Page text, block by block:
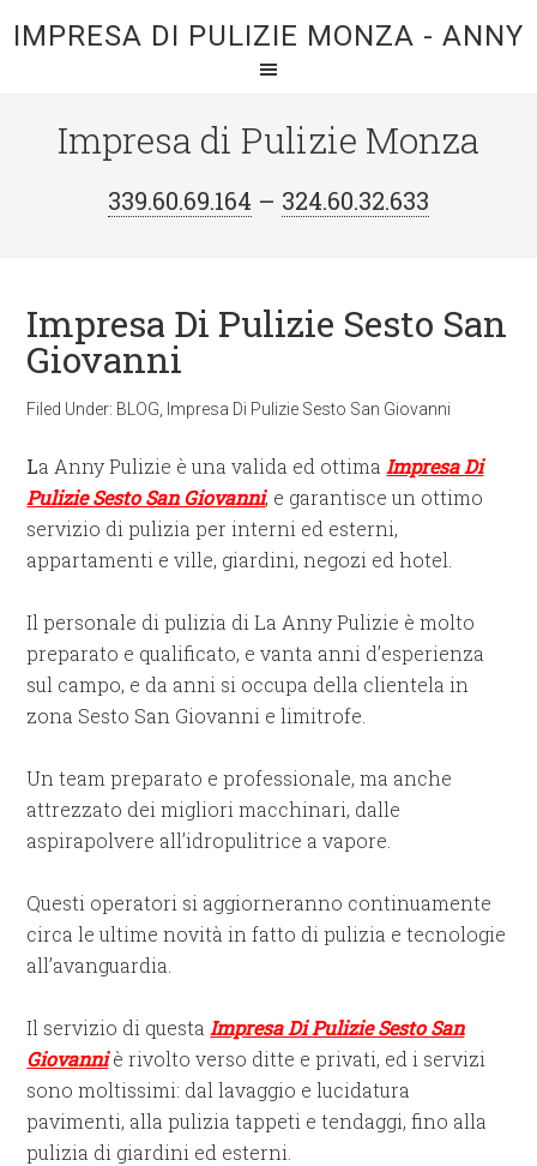
IMPRESA DI PULIZIE MONZA - ANNY
Impresa di Pulizie Monza
339.60.69.164 – 324.60.32.633
Impresa Di Pulizie Sesto San
Giovanni
Filed Under: BLOG Impresa Di Pulizie Sesto San Giovanni
La Anny Pulizie è una valida ed ottima Impresa Di
Pulizie Sesto San Giovanni, e garantisce un ottimo
servizio di pulizia per interni ed esterni,
appartamenti e ville, giardini, negozi ed hotel.
Il personale di pulizia di La Anny Pulizie è molto
preparato e qualificato, e vanta anni d’esperienza
sul campo, e da anni si occupa della clientela in
zona Sesto San Giovanni e limitrofe.
Un team preparato e professionale, ma anche
attrezzato dei migliori macchinari, dalle
aspirapolvere all’idropulitrice a vapore.
Questi operatori si aggiorneranno continuamente
circa le ultime novità in fatto di pulizia e tecnologie
all’avanguardia.
Il servizio di questa Impresa Di Pulizie Sesto San
Giovanniè rivolto verso ditte e privati, ed i servizi
sono moltissimi: dal lavaggio e lucidatura
pavimenti, alla pulizia tappeti e tendaggi, fino alla
pulizia di giardini ed esterni.